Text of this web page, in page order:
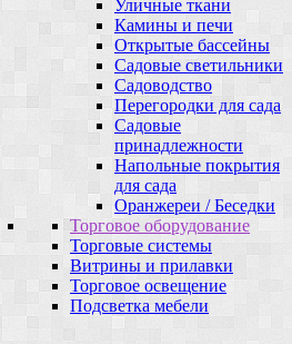
Уличные ткани
Камины и печи
Открытые бассейны
Садовые светильники
Садоводство
Перегородки для сада
Садовые
принадлежности
Напольные покрытия
для сада
Оранжереи / Беседки
Торговое оборудование
Торговые системы
Витрины и прилавки
Торговое освещение
Подсветка мебели